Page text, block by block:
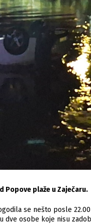
Popove plaže u Zaječaru.
se nešto posle
dve osobe koje nisu